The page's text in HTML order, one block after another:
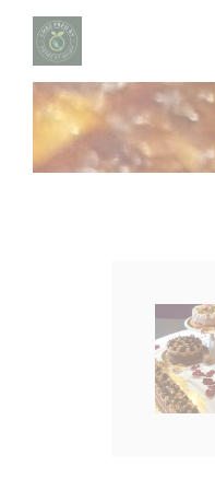
Panel for informasjonskapsler